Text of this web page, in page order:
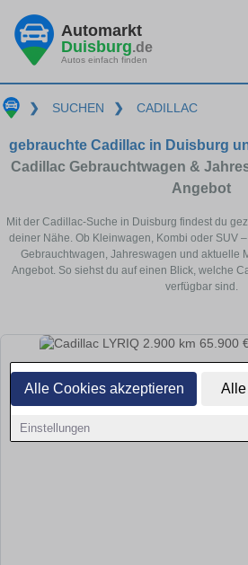
Alle Cookies akzeptieren
Einstellungen
Automarkt
Duisburg.de
Autos einfach finden
❯ SUCHEN ❯ CADILLAC
gebrauchte Cadillac in Duisburg
Cadillac Gebrauchtwagen &
Angebot
Mit der Cadillac-Suche in Duisburg findest du
deiner Nähe. Ob Kleinwagen, Kombi oder SUV
Gebrauchtwagen, Jahreswagen und aktuelle
Angebot. So siehst du auf einen Blick, welche
verfügbar sind.